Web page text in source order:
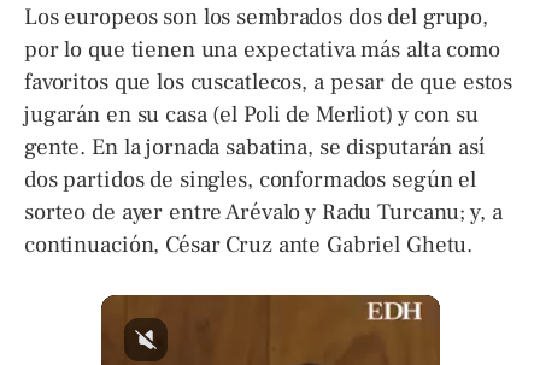
Los europeos son los sembrados dos del grupo,
por lo que tienen una expectativa más alta como
favoritos que los cuscatlecos, a pesar de que estos
jugarán en su casa (el Poli de Merliot) y con su
gente. En la jornada sabatina, se disputarán así
dos partidos de singles, conformados según el
sorteo de ayer entre Arévalo y Radu Turcanu; y, a
continuación, César Cruz ante Gabriel Ghetu.